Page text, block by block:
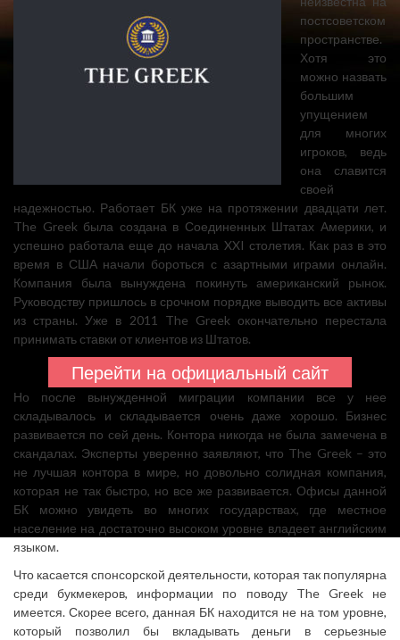
постсоветском
пространстве.
Хотя это
можно назвать
большим
упущением
для многих
игроков, ведь
она славится
своей
надежностью. Работает БК уже на протяжении двадцати лет.
The Greek была создана в Соединенных Штатах Америки, и
успешно работала еще до начала XXI столетия. Как раз в это
время в США начали бороться с азартными играми онлайн.
Компания была вынуждена покинуть американский рынок.
Руководству пришлось в срочном порядке выводить все активы
из страны. Уже в 2011 The Greek окончательно перестала
принимать ставки от клиентов из Штатов.
Перейти на официальный сайт
Но после вынужденной миграции компании все у нее
складывалось и складывается очень даже хорошо. Бизнес
развивается по сей день. Контора никогда не была замечена в
скандалах. Эксперты уверенно заявляют, что The Greek – это
не лучшая контора в мире, но довольно солидная компания,
которая не так быстро, но все же развивается. Офисы данной
БК можно увидеть во многих государствах, где местное
население на достаточно высоком уровне владеет английским
языком.
Что касается спонсорской деятельности, которая так популярна
среди букмекеров, информации по поводу The Greek не
имеется. Скорее всего, данная БК находится не на том уровне,
который позволил бы вкладывать деньги в серьезные